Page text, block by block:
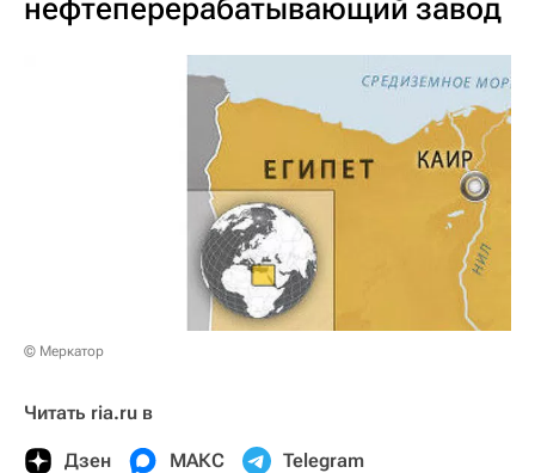
нефтеперерабатывающий завод
© Меркатор
Читать ria.ru в
Дзен МАКС Telegram